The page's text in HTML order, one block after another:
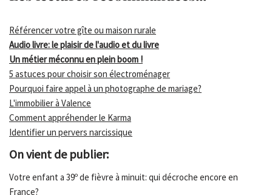
Référencer votre gîte ou maison rurale
Audio livre: le plaisir de l'audio et du livre
Un métier méconnu en plein boom !
5 astuces pour choisir son électroménager
Pourquoi faire appel à un photographe de mariage?
L'immobilier à Valence
Comment appréhender le Karma
Identifier un pervers narcissique
On vient de publier:
Votre enfant a 39º de fièvre à minuit: qui décroche encore en
France?